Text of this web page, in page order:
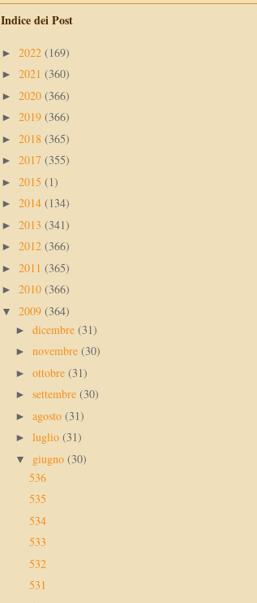
Indice dei Post
► 2022 (169)
► 2021 (360)
► 2020 (366)
► 2019 (366)
► 2018 (365)
► 2017 (355)
► 2015 (1)
► 2014 (134)
► 2013 (341)
► 2012 (366)
► 2011 (365)
► 2010 (366)
▼ 2009 (364)
► dicembre (31)
► novembre (30)
► ottobre (31)
► settembre (30)
► agosto (31)
► luglio (31)
▼ giugno (30)
536
535
534
533
532
531